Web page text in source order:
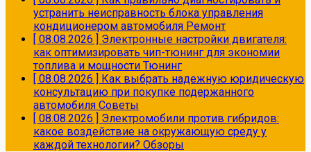
устранить неисправность блока управления
кондиционером автомобиля Ремонт
[ 08.08.2026 ] Электронные настройки двигателя:
как оптимизировать чип-тюнинг для экономии
топлива и мощности Тюнинг
[ 08.08.2026 ] Как выбрать надежную юридическую
консультацию при покупке подержанного
автомобиля Советы
[ 08.08.2026 ] Электромобили против гибридов:
какое воздействие на окружающую среду у
каждой технологии? Обзоры